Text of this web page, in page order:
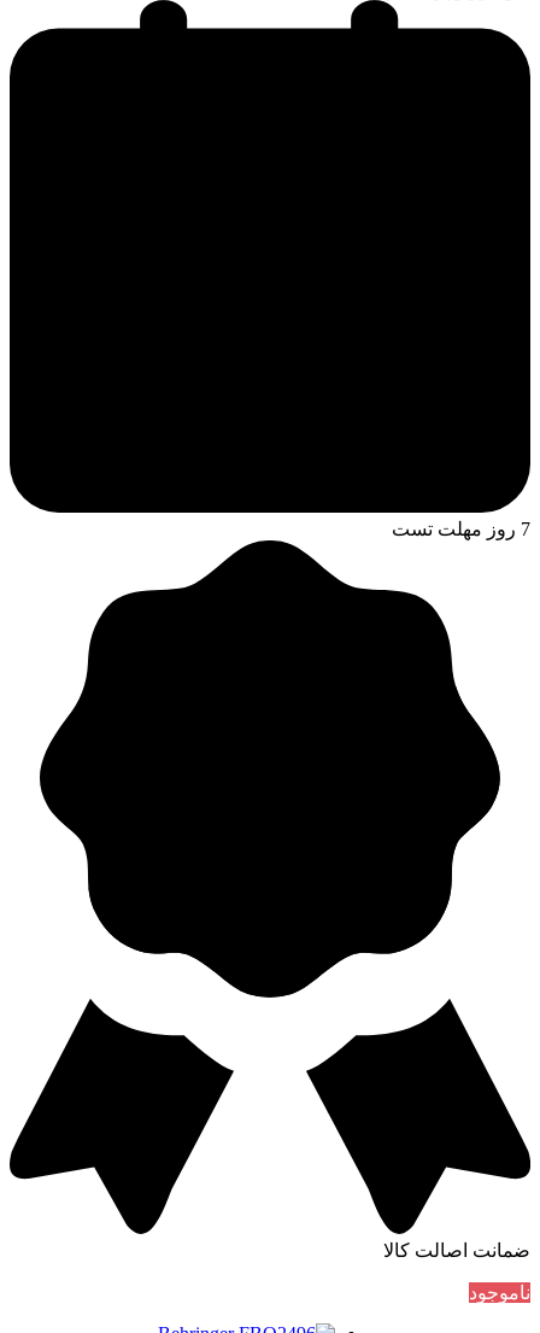
7 روز مهلت تست
ضمانت اصالت کالا
ناموجود